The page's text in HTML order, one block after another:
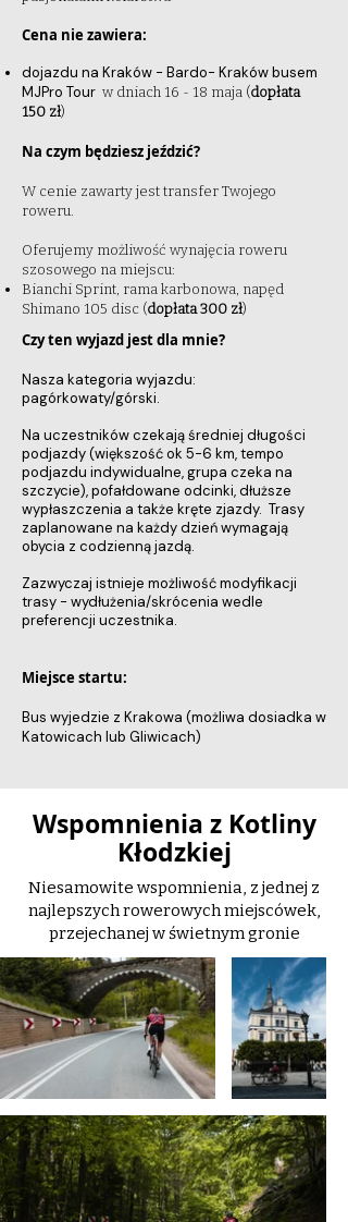
Cena nie zawiera:
dojazdu na Kraków - Bardo- Kraków busem
MJPro Tour w dniach 16 - 18 maja (dopłata
150 zł)
Na czym będziesz jeździć?
W cenie zawarty jest transfer Twojego
roweru.
Oferujemy możliwość wynajęcia roweru
szosowego na miejscu:
Bianchi Sprint, rama karbonowa, napęd
Shimano 105 disc (dopłata 300 zł)
Czy ten wyjazd jest dla mnie?
Nasza kategoria wyjazdu:
pagórkowaty/górski.
Na uczestników czekają średniej długości
podjazdy (większość ok 5-6 km, tempo
podjazdu indywidualne, grupa czeka na
szczycie), pofałdowane odcinki, dłuższe
wypłaszczenia a także kręte zjazdy. Trasy
zaplanowane na każdy dzień wymagają
obycia z codzienną jazdą.
Zazwyczaj istnieje możliwość modyfikacji
trasy - wydłużenia/skrócenia wedle
preferencji uczestnika.
Miejsce startu:
Bus wyjedzie z Krakowa (możliwa dosiadka w
Katowicach lub Gliwicach)
Wspomnienia z Kotliny
Kłodzkiej
Niesamowite wspomnienia, z jednej z
najlepszych rowerowych miejscówek,
przejechanej w świetnym gronie